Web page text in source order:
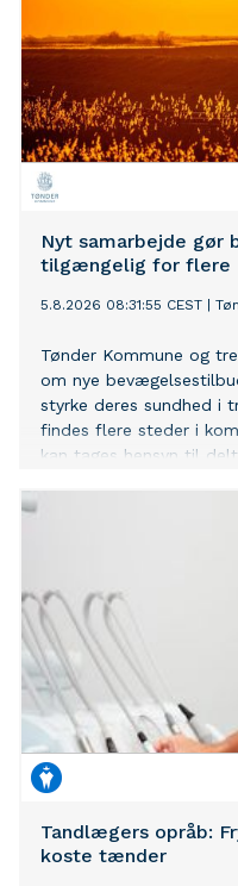
Nyt samarbejde gør
tilgængelig for flere
5.8.2026 08:31:55 CEST
Tønder Kommune og
om nye
styrke deres sundhed i
findes flere steder i
kan tages hensyn til
Tandlægers opråb:
koste tænder